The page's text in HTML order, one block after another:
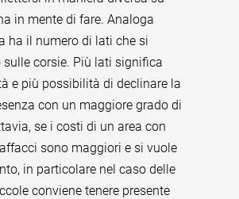
in mente di fare. Analoga
ha il numero di lati che si
corsie. Più lati significa
e più possibilità di declinare la
con un maggiore grado di
se i costi di un area con
sono maggiori e si vuole
in particolare nel caso delle
conviene tenere presente